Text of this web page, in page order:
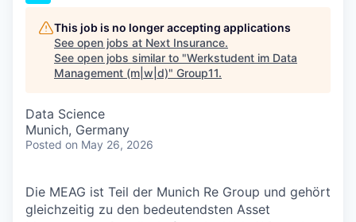
This job is no longer accepting applications
See open jobs at Next Insurance.
See open jobs similar to "Werkstudent im Data
Management (m|w|d)" Group11.
Data Science
Munich, Germany
Posted on May 26, 2026
Die MEAG ist Teil der Munich Re Group und gehört
gleichzeitig zu den bedeutendsten Asset